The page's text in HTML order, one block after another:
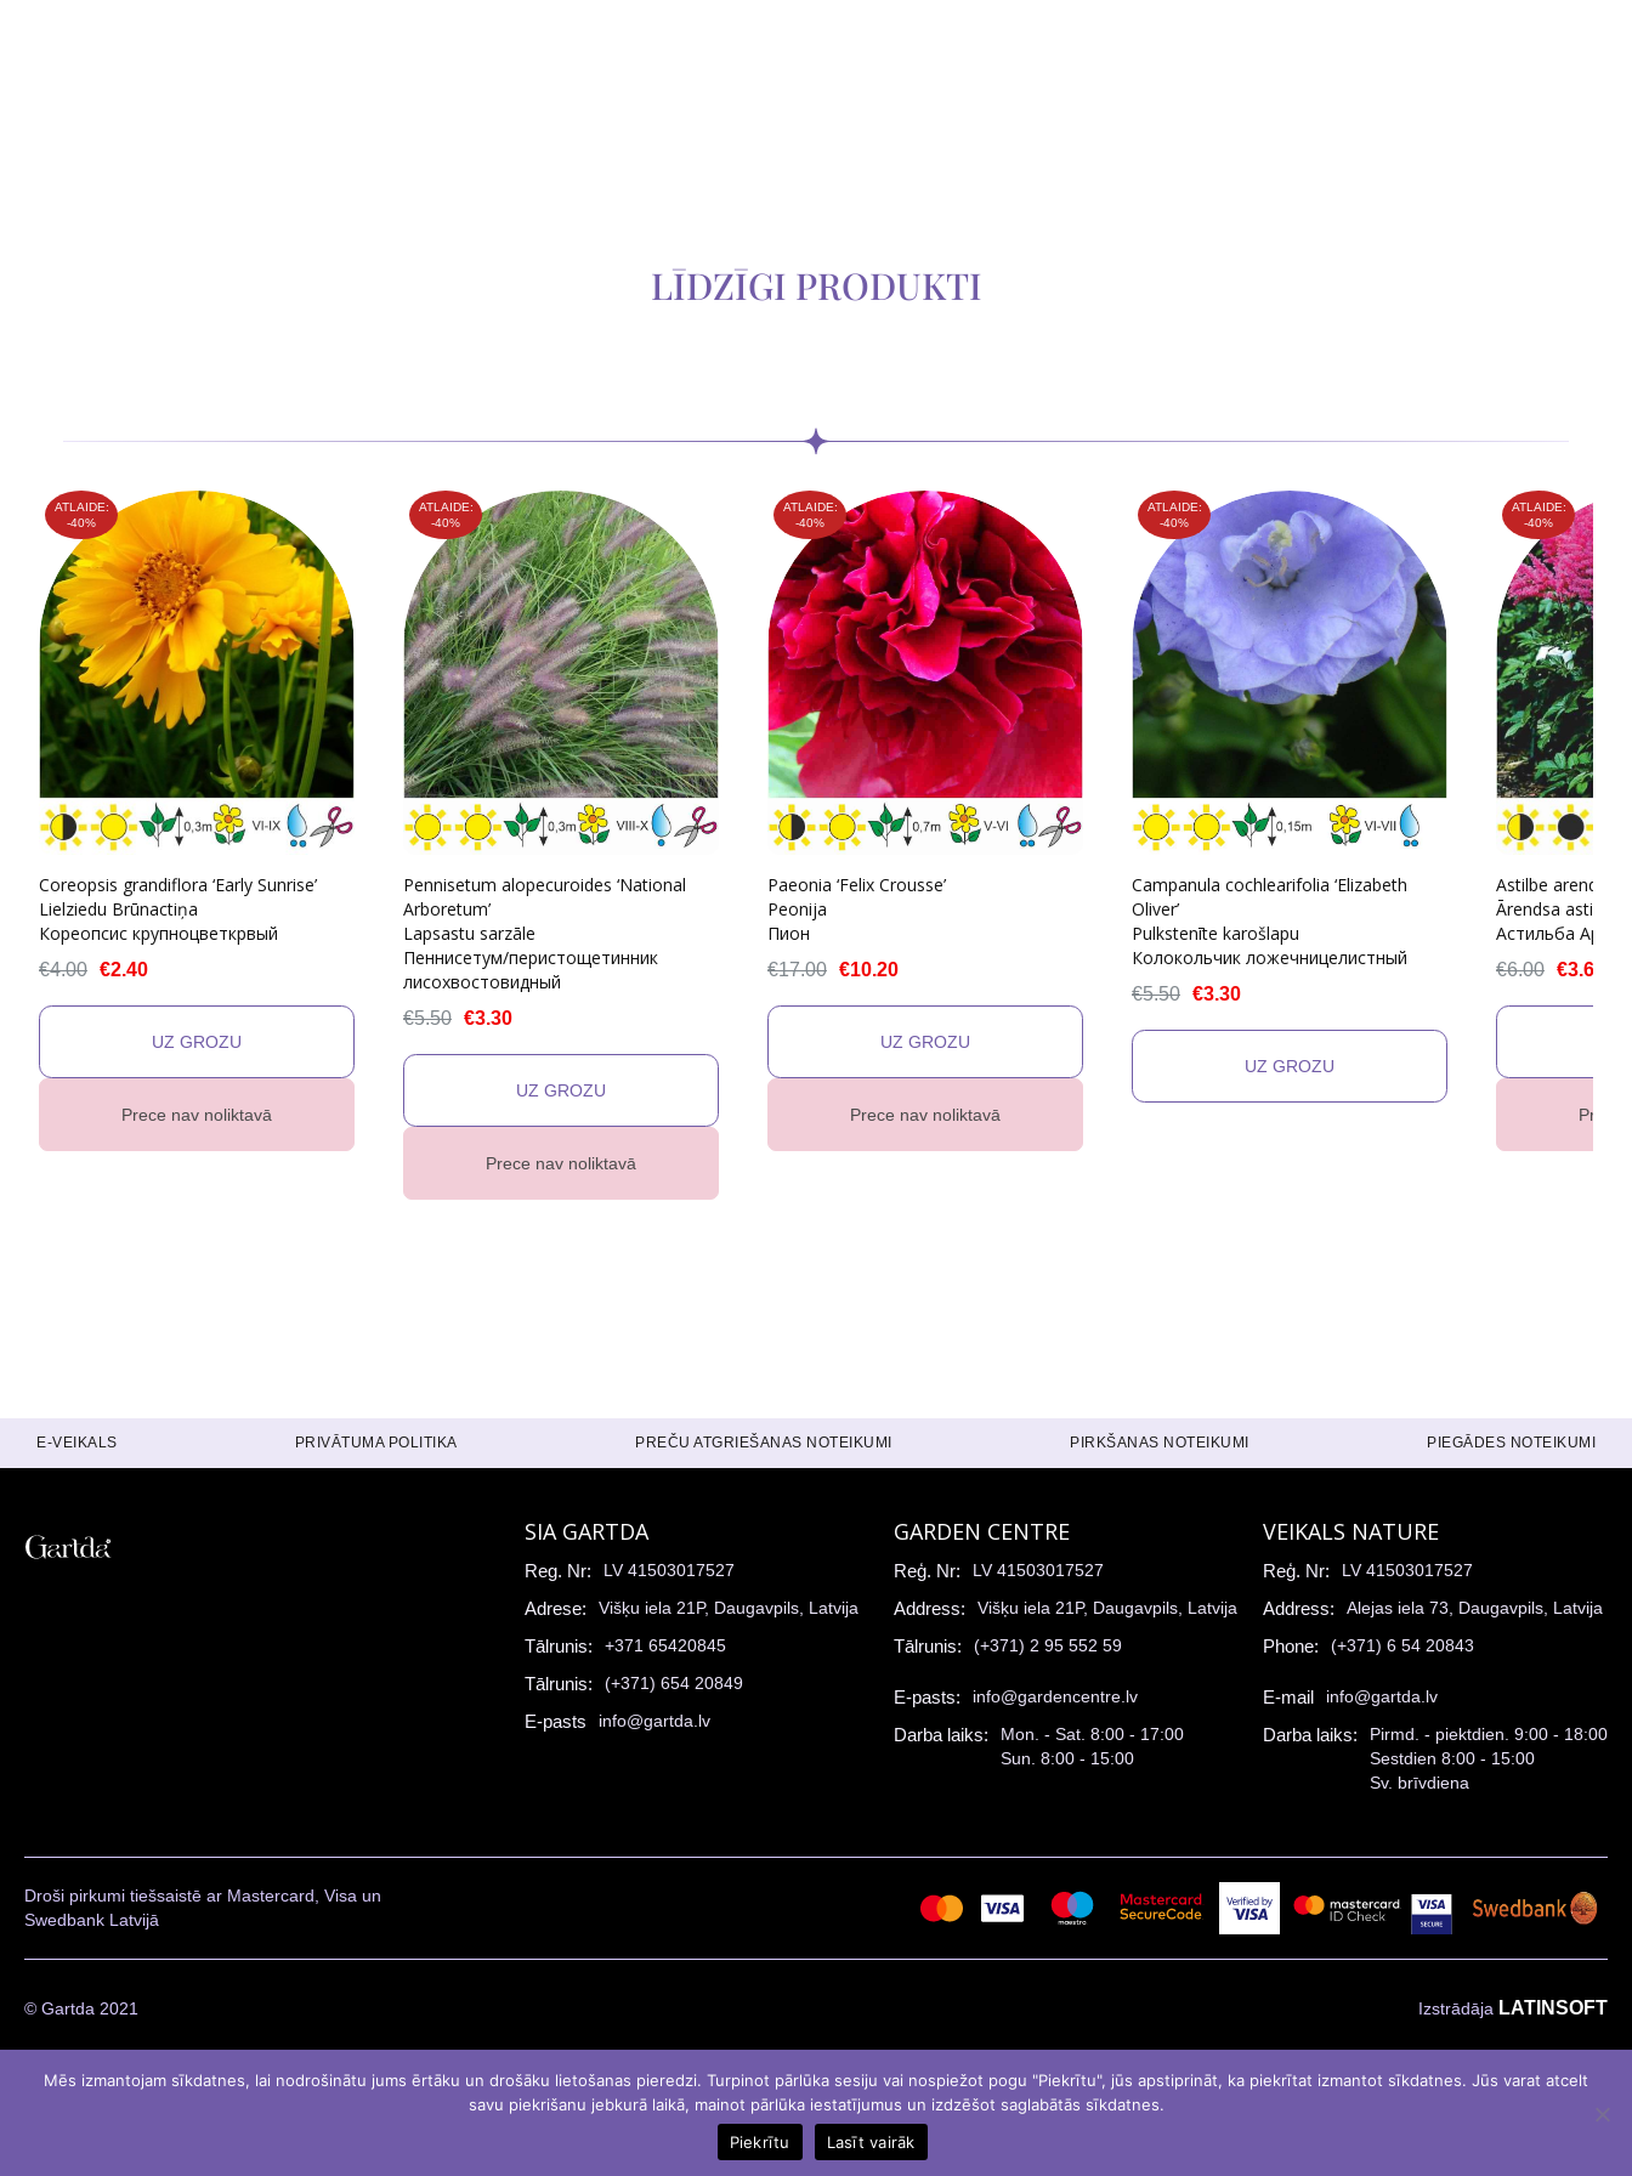
LĪDZĪGI PRODUKTI
ATLAIDE:
-40%
Coreopsis grandiflora ‘Early Sunrise’
Lielziedu Brūnactiņa
Кореопсис крупноцветкрвый
€4.00 €2.40
Prece nav noliktavā
ATLAIDE:
-40%
Pennisetum alopecuroides ‘National
Arboretum’
Lapsastu sarzāle
Пеннисетум/перистощетинник
лисохвостовидный
€5.50 €3.30
Prece nav noliktavā
ATLAIDE:
-40%
Paeonia ‘Felix Crousse’
Peonija
Пион
€17.00 €10.20
Prece nav noliktavā
ATLAIDE:
-40%
Campanula cochlearifolia ‘Elizabeth
Oliver’
Pulkstenīte karošlapu
Колокольчик ложечницелистный
€5.50 €3.30
ATLAIDE:
-40%
Astilbe arendsii
Ārendsa astilbe
Астильба
€6.00 €3.60
Prece
E-VEIKALS PRIVĀTUMA POLITIKA PREČU ATGRIEŠANAS NOTEIKUMI PIRKŠANAS NOTEIKUMI PIEGĀDES NOTEIKUMI
SIA GARTDA
Reg. Nr: LV 41503017527
Adrese: Višķu iela 21P, Daugavpils, Latvija
Tālrunis: +371 65420845
Tālrunis: (+371) 654 20849
E-pasts info@gartda.lv
GARDEN CENTRE
Reģ. Nr: LV 41503017527
Address: Višķu iela 21P, Daugavpils, Latvija
Tālrunis: (+371) 2 95 552 59
E-pasts: info@gardencentre.lv
Darba laiks:
Mon. - Sat. 8:00 - 17:00
Sun. 8:00 - 15:00
VEIKALS NATURE
Reģ. Nr: LV 41503017527
Address: Alejas iela 73, Daugavpils, Latvija
Phone: (+371) 6 54 20843
E-mail info@gartda.lv
Darba laiks:
Pirmd. - piektdien. 9:00 - 18:00
Sestdien 8:00 - 15:00
Sv. brīvdiena
Droši pirkumi tiešsaistē ar Mastercard, Visa un
Swedbank Latvijā
© Gartda 2021 Izstrādāja LATINSOFT
Mēs izmantojam sīkdatnes, lai nodrošinātu jums ērtāku un drošāku lietošanas pieredzi. Turpinot pārlūka sesiju vai nospiežot pogu "Piekrītu", jūs apstiprināt, ka piekrītat izmantot sīkdatnes. Jūs varat atcelt
savu piekrišanu jebkurā laikā, mainot pārlūka iestatījumus un izdzēšot saglabātās sīkdatnes.
Piekrītu
Lasīt vairāk